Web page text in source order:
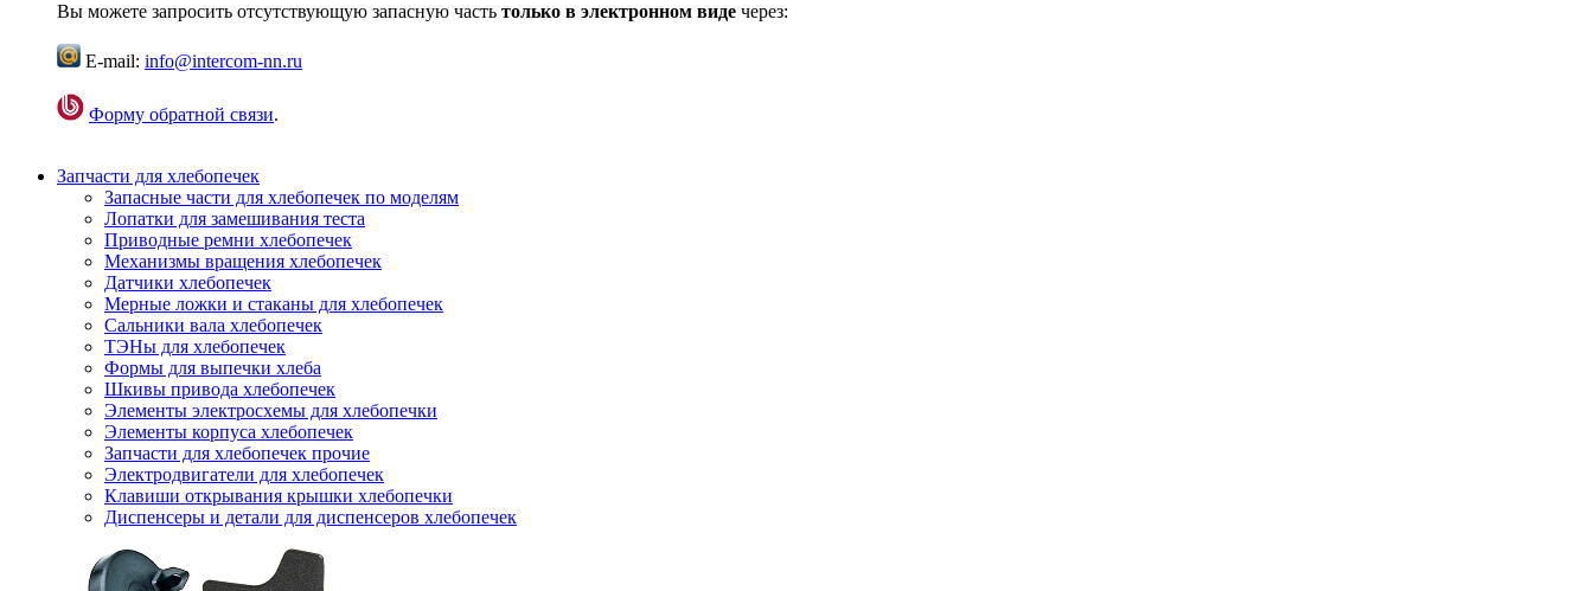
Вы можете запросить отсутствующую запасную часть только в электронном виде через:
E-mail: info@intercom-nn.ru
Форму обратной связи.
Запчасти для хлебопечек
Запасные части для хлебопечек по моделям
Лопатки для замешивания теста
Приводные ремни хлебопечек
Механизмы вращения хлебопечек
Датчики хлебопечек
Мерные ложки и стаканы для хлебопечек
Сальники вала хлебопечек
ТЭНы для хлебопечек
Формы для выпечки хлеба
Шкивы привода хлебопечек
Элементы электросхемы для хлебопечки
Элементы корпуса хлебопечек
Запчасти для хлебопечек прочие
Электродвигатели для хлебопечек
Клавиши открывания крышки хлебопечки
Диспенсеры и детали для диспенсеров хлебопечек